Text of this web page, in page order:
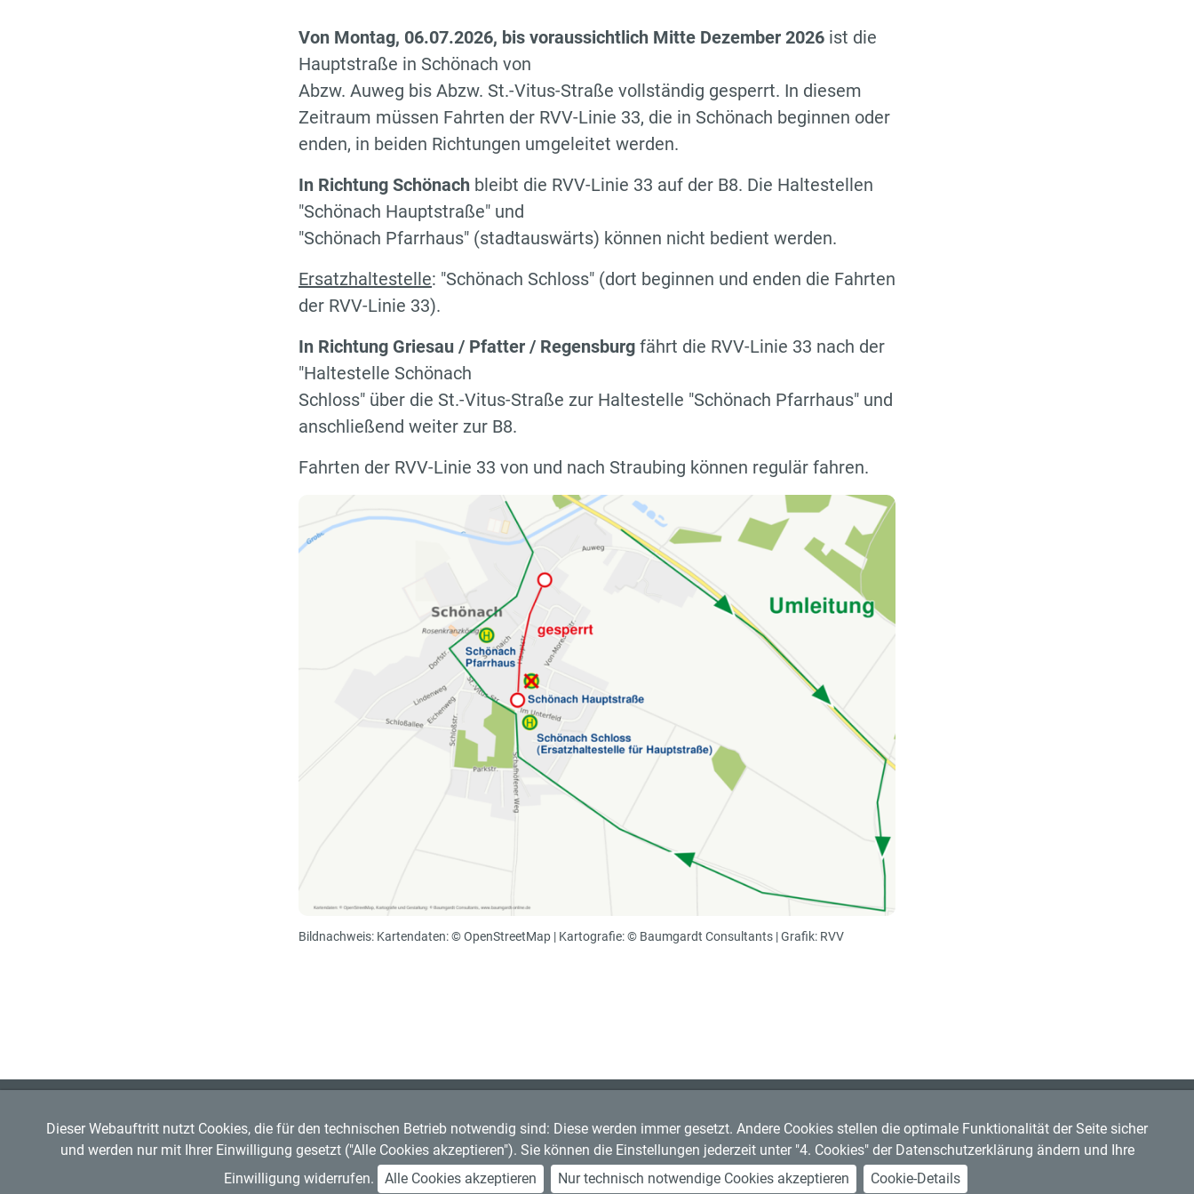
Von Montag, 06.07.2026, bis voraussichtlich Mitte Dezember 2026 ist die
Hauptstraße in Schönach von
Abzw. Auweg bis Abzw. St.-Vitus-Straße vollständig gesperrt. In diesem
Zeitraum müssen Fahrten der RVV-Linie 33, die in Schönach beginnen oder
enden, in beiden Richtungen umgeleitet werden.
In Richtung Schönach bleibt die RVV-Linie 33 auf der B8. Die Haltestellen
"Schönach Hauptstraße" und
"Schönach Pfarrhaus" (stadtauswärts) können nicht bedient werden.
Ersatzhaltestelle: "Schönach Schloss" (dort beginnen und enden die Fahrten
der RVV-Linie 33).
In Richtung Griesau / Pfatter / Regensburg fährt die RVV-Linie 33 nach der
"Haltestelle Schönach
Schloss" über die St.-Vitus-Straße zur Haltestelle "Schönach Pfarrhaus" und
anschließend weiter zur B8.
Fahrten der RVV-Linie 33 von und nach Straubing können regulär fahren.
Bildnachweis: Kartendaten: © OpenStreetMap | Kartografie: © Baumgardt Consultants | Grafik: RVV
Mitglied imVDV
Copyright © 2026 RVV
Hemauerstr. 1, 93047 Regensburg
Telefon: 0941 20495555
DatenschutzArt. 13 InformationspflichtenBarrierefreiheitOpen DataAbo kündigenJobs
Dieser Webauftritt nutzt Cookies, die für den technischen Betrieb notwendig sind: Diese werden immer gesetzt. Andere Cookies stellen die optimale Funktionalität der Seite sicher
und werden nur mit Ihrer Einwilligung gesetzt ("Alle Cookies akzeptieren"). Sie können die Einstellungen jederzeit unter "4. Cookies" der Datenschutzerklärung ändern und Ihre
Einwilligung widerrufen.
Alle Cookies akzeptieren Nur technisch notwendige Cookies akzeptieren Cookie-Details